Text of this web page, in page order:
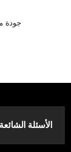
جودة
الأسئلة الشائعة